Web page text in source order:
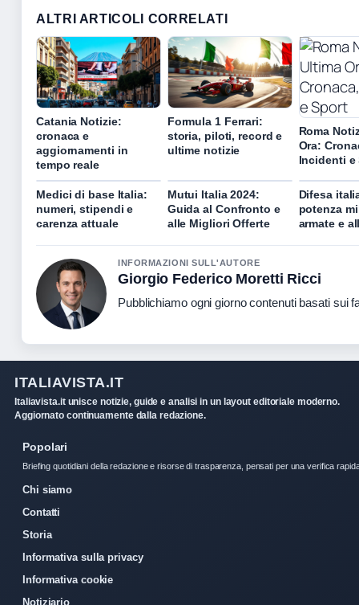
ALTRI ARTICOLI CORRELATI
Catania Notizie:
cronaca e
aggiornamenti in
tempo reale
Formula 1 Ferrari:
storia, piloti, record e
ultime notizie
Roma
Ora:
Incidenti e
Medici di base Italia:
numeri, stipendi e
carenza attuale
Mutui Italia 2024:
Guida al Confronto e
alle Migliori Offerte
Difesa
potenza
armate e
INFORMAZIONI SULL'AUTORE
Giorgio Federico Moretti Ricci
Pubblichiamo ogni giorno contenuti basati sui
ITALIAVISTA.IT
Italiavista.it unisce notizie, guide e analisi in un layout editoriale moderno.
Aggiornato continuamente dalla redazione.
Popolari
Briefing quotidiani della redazione e risorse di trasparenza, pensati per una verifica
Chi siamo
Contatti
Storia
Informativa sulla privacy
Informativa cookie
Notiziario